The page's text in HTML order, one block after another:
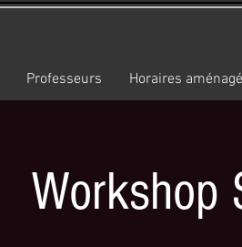
Professeurs Horaires
Workshop